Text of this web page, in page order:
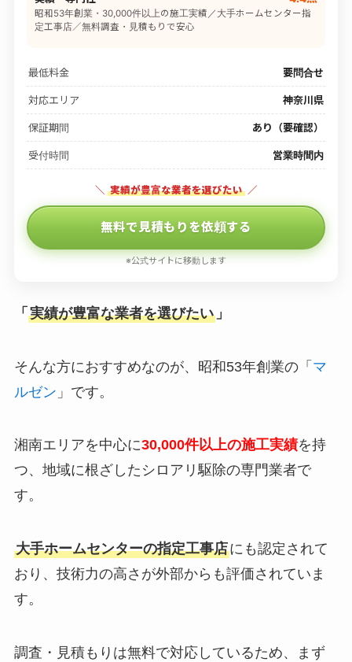
昭和53年創業・30,000件以上の施工実績／大手ホームセンター指
定工事店／無料調査・見積もりで安心
最低料金 要問合せ
対応エリア 神奈川県
保証期間 あり（要確認）
受付時間 営業時間内
＼ 実績が豊富な業者を選びたい ／
無料で見積もりを依頼する
※公式サイトに移動します
「 実績が豊富な業者を選びたい」
そんな方におすすめなのが、昭和53年創業の「 マ
ルゼン 」です。
湘南エリアを中心に30,000件以上の施工実績を持
つ、地域に根ざしたシロアリ駆除の専門業者で
す。
大手ホームセンターの指定工事店にも認定されて
おり、技術力の高さが外部からも評価されていま
す。
調査・見積もりは無料で対応しているため、まず